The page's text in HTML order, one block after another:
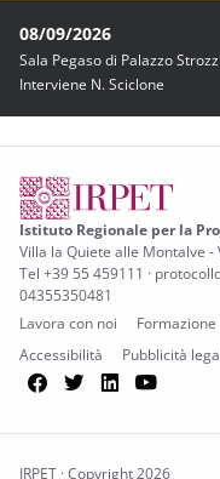
08/09/2026
Sala Pegaso di Palazzo
Interviene N. Sciclone
Istituto Regionale per la
Villa la Quiete alle Montalve -
Tel +39 55 459111 ·
04355350481
Lavora con noi
Formazione
Accessibilità
Pubblicità
Facebook
TwitterLinkedIn
IRPET · Copyright 2026